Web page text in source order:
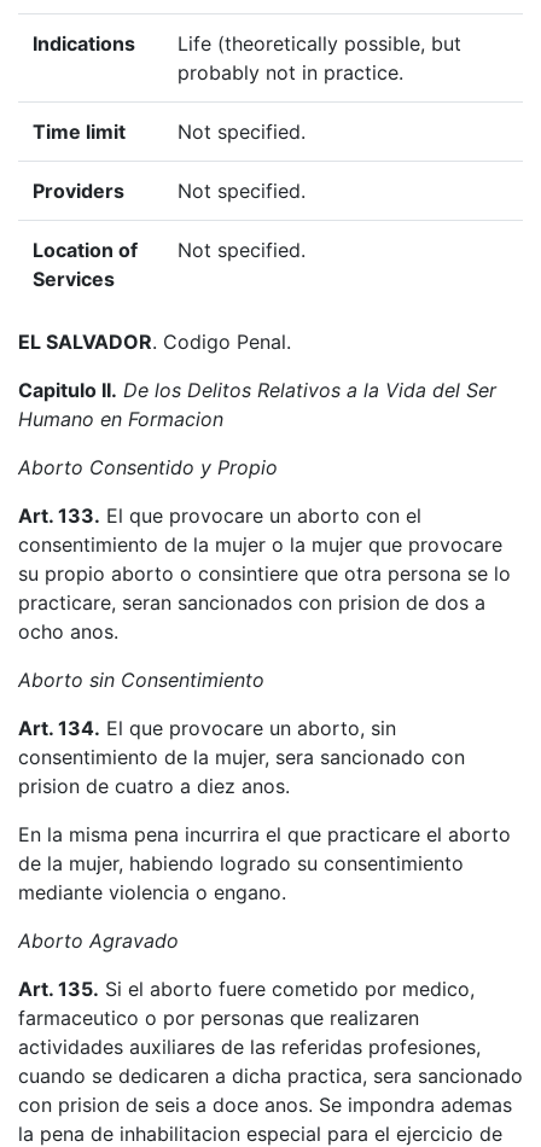
Indications
Life (theoretically possible, but
probably not in practice.
Time limit Not specified.
Providers Not specified.
Location of
Services
Not specified.
EL SALVADOR. Codigo Penal.
Capitulo II. De los Delitos Relativos a la Vida del Ser
Humano en Formacion
Aborto Consentido y Propio
Art. 133. El que provocare un aborto con el
consentimiento de la mujer o la mujer que provocare
su propio aborto o consintiere que otra persona se lo
practicare, seran sancionados con prision de dos a
ocho anos.
Aborto sin Consentimiento
Art. 134. El que provocare un aborto, sin
consentimiento de la mujer, sera sancionado con
prision de cuatro a diez anos.
En la misma pena incurrira el que practicare el aborto
de la mujer, habiendo logrado su consentimiento
mediante violencia o engano.
Aborto Agravado
Art. 135. Si el aborto fuere cometido por medico,
farmaceutico o por personas que realizaren
actividades auxiliares de las referidas profesiones,
cuando se dedicaren a dicha practica, sera sancionado
con prision de seis a doce anos. Se impondra ademas
la pena de inhabilitacion especial para el ejercicio de